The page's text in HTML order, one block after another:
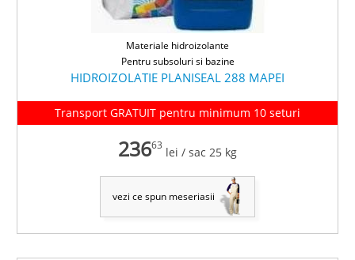
Materiale hidroizolante
Pentru subsoluri si bazine
HIDROIZOLATIE PLANISEAL 288 MAPEI
Transport GRATUIT pentru minimum 10 seturi
23663 lei / sac 25 kg
vezi ce spun meseriasii